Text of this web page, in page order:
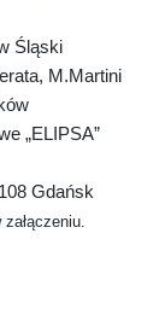
Śląski
M.Martini
„ELIPSA”
Gdańsk